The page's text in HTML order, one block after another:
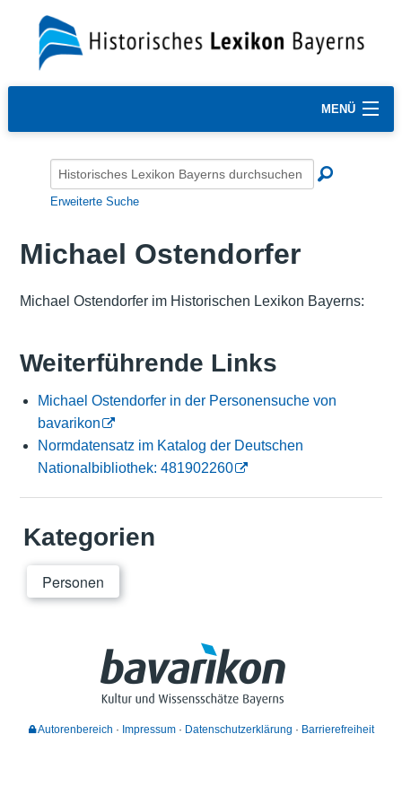
MENÜ
Erweiterte Suche
Michael Ostendorfer
Michael Ostendorfer im Historischen Lexikon Bayerns:
Weiterführende Links
Michael Ostendorfer in der Personensuche von
bavarikon
Normdatensatz im Katalog der Deutschen
Nationalbibliothek: 481902260
Kategorien
Personen
Autorenbereich Impressum Datenschutzerklärung Barrierefreiheit